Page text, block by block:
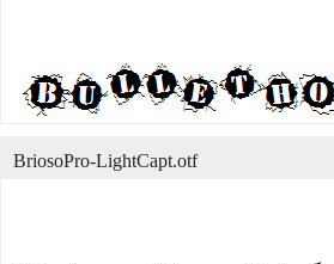
BriosoPro-LightCapt.otf